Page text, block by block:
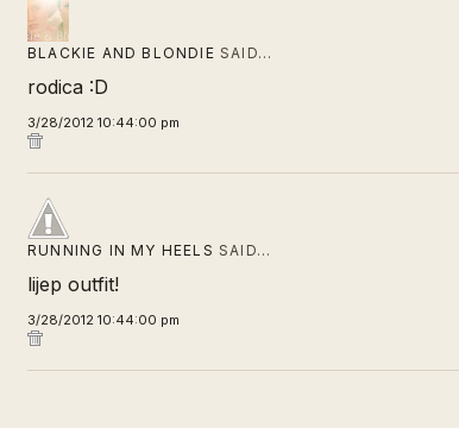
BLACKIE AND BLONDIE SAID…
rodica :D
3/28/2012 10:44:00 pm
RUNNING IN MY HEELS SAID…
lijep outfit!
3/28/2012 10:44:00 pm